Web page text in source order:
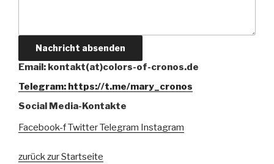
Nachricht absenden
Email: kontakt(at)colors-of-cronos.de
Telegram: https://t.me/mary_cronos
Social Media-Kontakte
Facebook-fTwitterTelegram Instagram
zurück zur Startseite